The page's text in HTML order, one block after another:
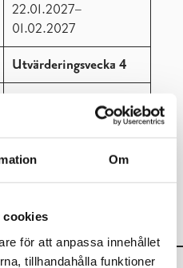
Om
cookies
för att anpassa innehållet
tillhandahålla funktioner
22.01.2027–
01.02.2027
Utvärderingsvecka 4
Utvärderingsvecka 5
03.06.2027